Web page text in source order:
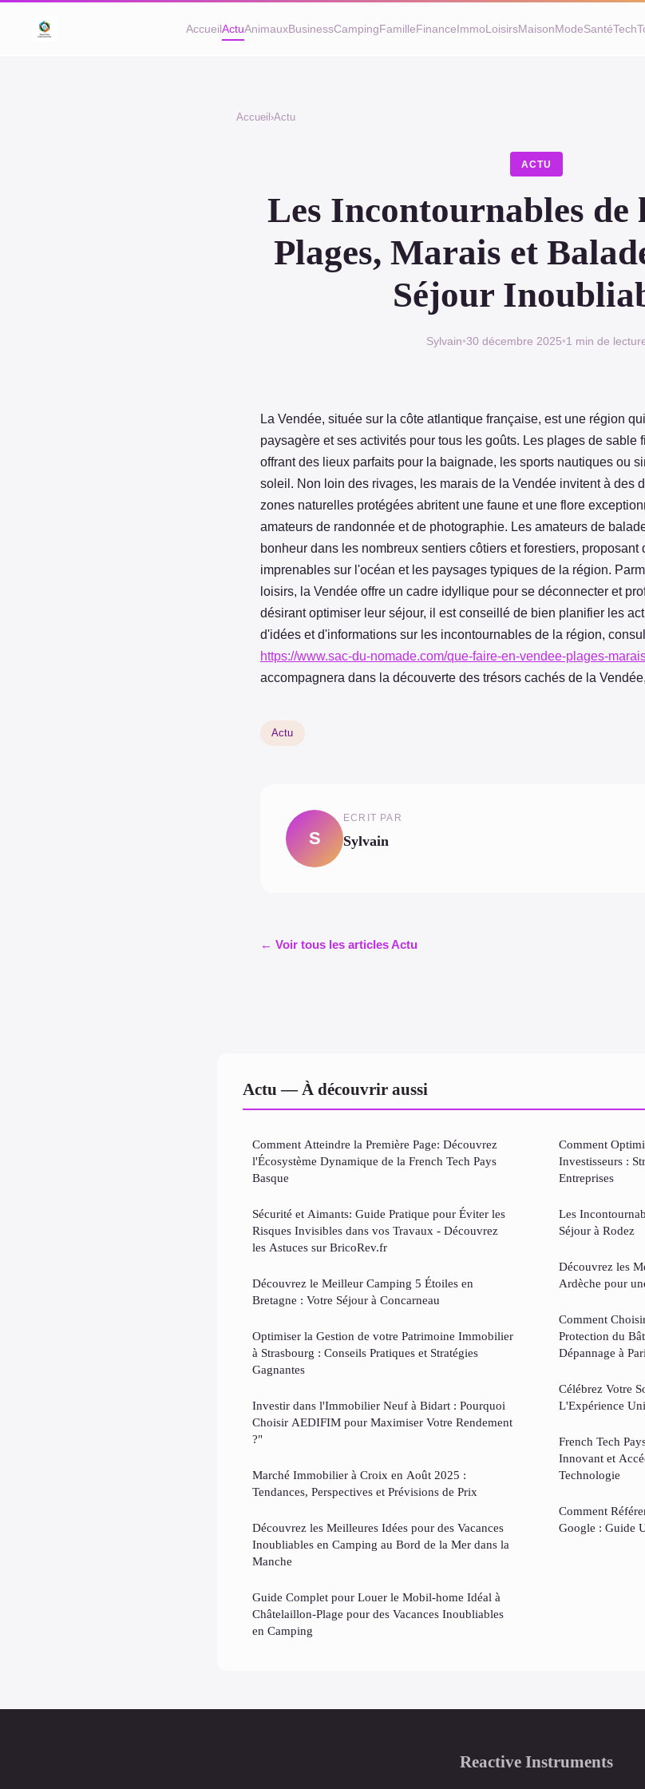
AccueilActuAnimauxBusinessCampingFamilleFinanceImmoLoisirsMaisonModeSantéTech
Accueil ›Actu
ACTU
Les Incontournables de
Plages, Marais et
Séjour
Sylvain•30 décembre 2025•1 min de
La Vendée, située sur la côte atlantique française, est une région
paysagère et ses activités pour tous les goûts. Les plages de sable
offrant des lieux parfaits pour la baignade, les sports nautiques ou
soleil. Non loin des rivages, les marais de la Vendée invitent à des
zones naturelles protégées abritent une faune et une flore
amateurs de randonnée et de photographie. Les amateurs de
bonheur dans les nombreux sentiers côtiers et forestiers, proposant
imprenables sur l'océan et les paysages typiques de la région.
loisirs, la Vendée offre un cadre idyllique pour se déconnecter et
désirant optimiser leur séjour, il est conseillé de bien planifier les
d'idées et d'informations sur les incontournables de la région,
https://www.sac-du-nomade.com/que-faire-en-vendee-plages-
accompagnera dans la découverte des trésors cachés de la
Actu
S
ECRIT PAR
Sylvain
← Voir tous les articles Actu
Actu — À découvrir aussi
Comment Atteindre la Première Page: Découvrez
l'Écosystème Dynamique de la French Tech Pays
Basque
Sécurité et Aimants: Guide Pratique pour Éviter les
Risques Invisibles dans vos Travaux - Découvrez
les Astuces sur BricoRev.fr
Découvrez le Meilleur Camping 5 Étoiles en
Bretagne : Votre Séjour à Concarneau
Optimiser la Gestion de votre Patrimoine Immobilier
à Strasbourg : Conseils Pratiques et Stratégies
Gagnantes
Investir dans l'Immobilier Neuf à Bidart : Pourquoi
Choisir AEDIFIM pour Maximiser Votre Rendement
?"
Marché Immobilier à Croix en Août 2025 :
Tendances, Perspectives et Prévisions de Prix
Découvrez les Meilleures Idées pour des Vacances
Inoubliables en Camping au Bord de la Mer dans la
Manche
Guide Complet pour Louer le Mobil-home Idéal à
Châtelaillon-Plage pour des Vacances Inoubliables
en Camping
Comment
Investisseurs :
Entreprises
Les
Séjour à Rodez
Découvrez les
Ardèche pour
Comment
Protection du
Dépannage à
Célébrez Votre
L'Expérience
French Tech
Innovant et
Technologie
Comment
Google : Guide
Reactive Instruments